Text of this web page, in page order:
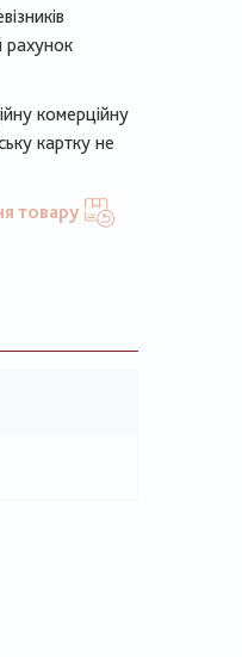
рахунок
комерційну
картку не
товару